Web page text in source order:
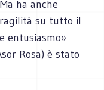
ha anche
su tutto il
entusiasmo»
Rosa) è stato